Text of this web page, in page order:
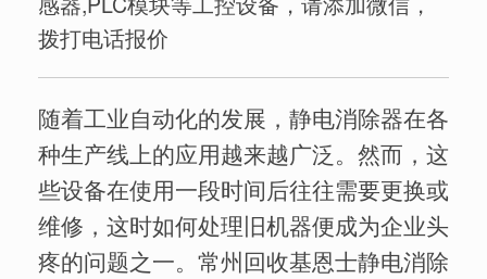
拨打电话报价
随着工业自动化的发展，静电消除器在各
种生产线上的应用越来越广泛。然而，这
些设备在使用一段时间后往往需要更换或
维修，这时如何处理旧机器便成为企业头
疼的问题之一。常州回收基恩士静电消除